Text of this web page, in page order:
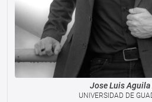
Jose LuisAguila
UNIVERSIDAD DE